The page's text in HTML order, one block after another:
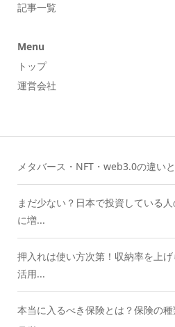
記事一覧
Menu
トップ
運営会社
メタバース・NFT・web3.0の違い
まだ少ない？日本で投資している
に増...
押入れは使い方次第！収納率を上
活用...
本当に入るべき保険とは？保険の